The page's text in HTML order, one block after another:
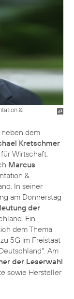
&
dem
Kretschmer
Wirtschaft,
Marcus
&
In seiner
am Donnerstag
der
Ein
dem Thema
5G im Freistaat
Am
der Leserwahl
sowie Hersteller